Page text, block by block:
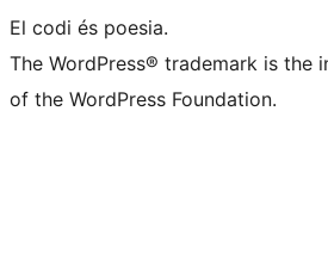
El codi és poesia.
The WordPress® trademark is the
of the WordPress Foundation.